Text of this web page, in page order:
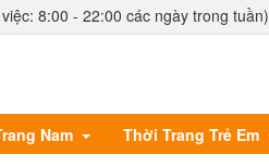
8:00 - 22:00 các ngày trong tuần)
Nam Thời Trang Trẻ Em